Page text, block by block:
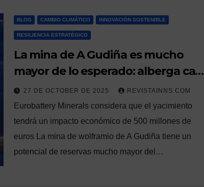
BLOG CAMBIO CLIMÁTICO INNOVACIÓN SOSTENIBLE
RESILIENCIA ESTRATÉGICO
La mina de A Gudiña es mucho
mayor de lo esperado: alberga casi
un millón de toneladas de
wolframio, frente a las 60.000
inicialmente estimadas
27 DE OCTOBER DE 2025 REVISTAINNS.COM
Eurobattery Minerals considera que el yacimiento
tendrá un impacto económico de 500 millones de
euros La mina de wolframio de A Gudiña tiene un
potencial de reservas mucho mayor del…